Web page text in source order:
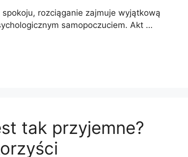
rozciąganie zajmuje wyjątkową
samopoczuciem. Akt …
tak przyjemne?